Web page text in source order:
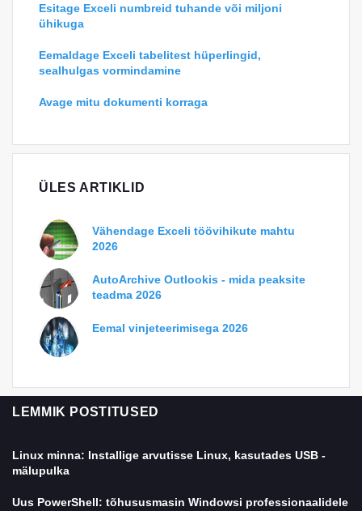
Esitage Exceli numbreid tuhande või miljoni
ühikuga
Eemaldage Exceli tabelitest hüperlingid,
sealhulgas vormindamine
Avage mitu dokumenti korraga
ÜLES ARTIKLID
Vähendage Exceli töövihikute mahtu
2026
AutoArchive Outlookis - mida peaksite
teadma 2026
Eemal vinjeteerimisega 2026
LEMMIK POSTITUSED
Linux minna: Installige arvutisse Linux, kasutades USB -
mälupulka
Uus PowerShell: tõhususmasin Windowsi professionaalidele